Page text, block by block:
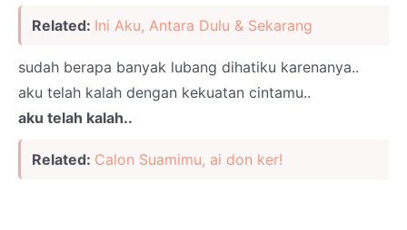
Related: Ini Aku, Antara Dulu & Sekarang
sudah berapa banyak lubang dihatiku karenanya..
aku telah kalah dengan kekuatan cintamu..
aku telah kalah..
Related: Calon Suamimu, ai don ker!